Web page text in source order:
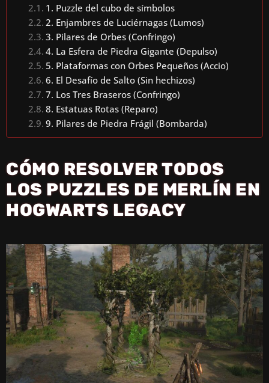
1. Puzzle del cubo de símbolos
2. Enjambres de Luciérnagas (Lumos)
3. Pilares de Orbes (Confringo)
4. La Esfera de Piedra Gigante (Depulso)
5. Plataformas con Orbes Pequeños (Accio)
6. El Desafío de Salto (Sin hechizos)
7. Los Tres Braseros (Confringo)
8. Estatuas Rotas (Reparo)
9. Pilares de Piedra Frágil (Bombarda)
CÓMO RESOLVER TODOS
LOS PUZZLES DE MERLÍN EN
HOGWARTS LEGACY